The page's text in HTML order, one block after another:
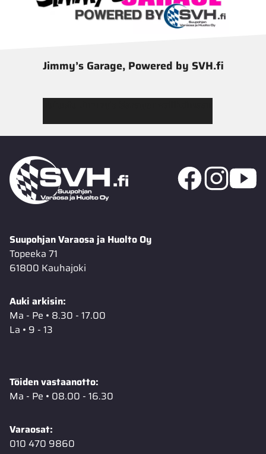
Jimmy’s Garage, Powered by SVH.fi
Suupohjan Varaosa ja Huolto Oy
Topeeka 71
61800 Kauhajoki
Auki arkisin:
Ma - Pe • 8.30 - 17.00
La • 9 - 13
Töiden vastaanotto:
Ma - Pe • 08.00 - 16.30
Varaosat:
010 470 9860